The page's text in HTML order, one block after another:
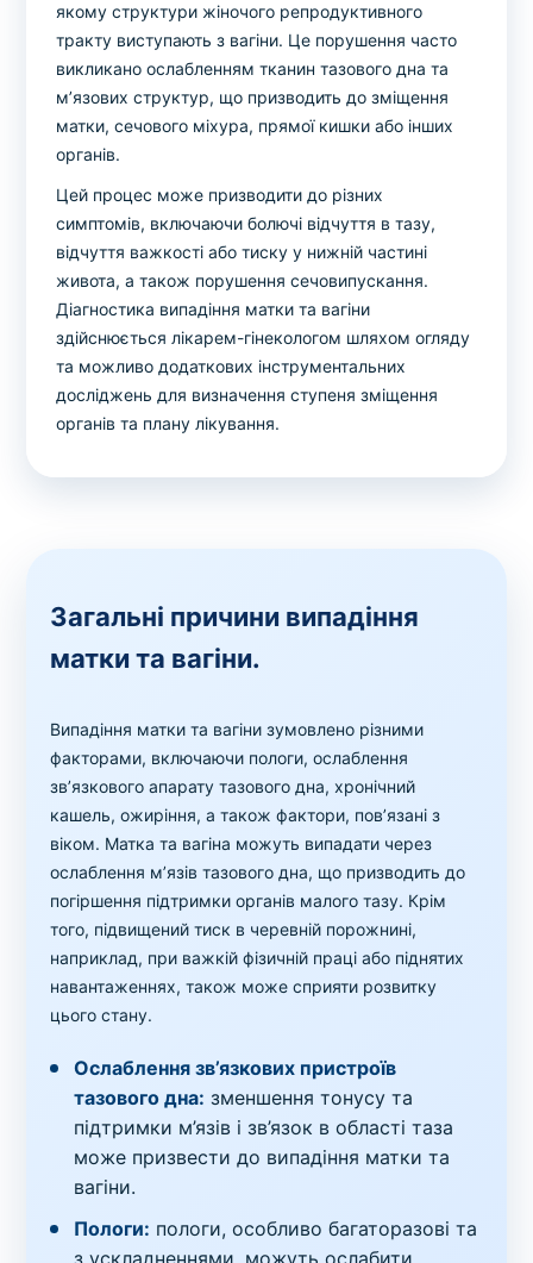
якому структури жіночого репродуктивного
тракту виступають з вагіни. Це порушення часто
викликано ослабленням тканин тазового дна та
м’язових структур, що призводить до зміщення
матки, сечового міхура, прямої кишки або інших
органів.
Цей процес може призводити до різних
симптомів, включаючи болючі відчуття в тазу,
відчуття важкості або тиску у нижній частині
живота, а також порушення сечовипускання.
Діагностика випадіння матки та вагіни
здійснюється лікарем-гінекологом шляхом огляду
та можливо додаткових інструментальних
досліджень для визначення ступеня зміщення
органів та плану лікування.
Загальні причини випадіння
матки та вагіни.
Випадіння матки та вагіни зумовлено різними
факторами, включаючи пологи, ослаблення
зв’язкового апарату тазового дна, хронічний
кашель, ожиріння, а також фактори, пов’язані з
віком. Матка та вагіна можуть випадати через
ослаблення м’язів тазового дна, що призводить до
погіршення підтримки органів малого тазу. Крім
того, підвищений тиск в черевній порожнині,
наприклад, при важкій фізичній праці або піднятих
навантаженнях, також може сприяти розвитку
цього стану.
Ослаблення зв’язкових пристроїв
тазового дна: зменшення тонусу та
підтримки м’язів і зв’язок в області таза
може призвести до випадіння матки та
вагіни.
Пологи: пологи, особливо багаторазові та